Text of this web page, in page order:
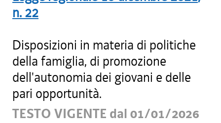
n. 22
Disposizioni in materia di politiche
della famiglia, di promozione
dell'autonomia dei giovani e delle
pari opportunità.
TESTO VIGENTE dal 01/01/2026